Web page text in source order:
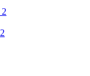
2
2